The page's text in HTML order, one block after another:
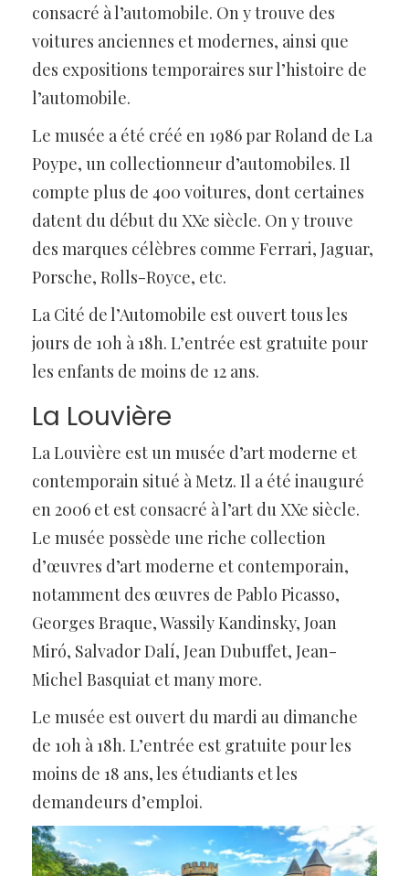
consacré à l’automobile. On y trouve des
voitures anciennes et modernes, ainsi que
des expositions temporaires sur l’histoire de
l’automobile.
Le musée a été créé en 1986 par Roland de La
Poype, un collectionneur d’automobiles. Il
compte plus de 400 voitures, dont certaines
datent du début du XXe siècle. On y trouve
des marques célèbres comme Ferrari, Jaguar,
Porsche, Rolls-Royce, etc.
La Cité de l’Automobile est ouvert tous les
jours de 10h à 18h. L’entrée est gratuite pour
les enfants de moins de 12 ans.
La Louvière
La Louvière est un musée d’art moderne et
contemporain situé à Metz. Il a été inauguré
en 2006 et est consacré à l’art du XXe siècle.
Le musée possède une riche collection
d’œuvres d’art moderne et contemporain,
notamment des œuvres de Pablo Picasso,
Georges Braque, Wassily Kandinsky, Joan
Miró, Salvador Dalí, Jean Dubuffet, Jean-
Michel Basquiat et many more.
Le musée est ouvert du mardi au dimanche
de 10h à 18h. L’entrée est gratuite pour les
moins de 18 ans, les étudiants et les
demandeurs d’emploi.